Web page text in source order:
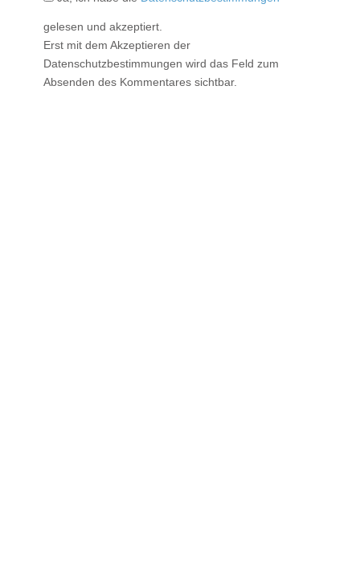
gelesen und akzeptiert.
Erst mit dem Akzeptieren der
Datenschutzbestimmungen wird das Feld zum
Absenden des Kommentares sichtbar.